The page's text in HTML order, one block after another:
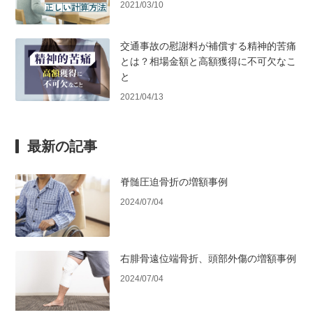
2021/03/10
交通事故の慰謝料が補償する精神的苦痛
とは？相場金額と高額獲得に不可欠なこ
と
2021/04/13
最新の記事
脊髄圧迫骨折の増額事例
2024/07/04
右腓骨遠位端骨折、頭部外傷の増額事例
2024/07/04